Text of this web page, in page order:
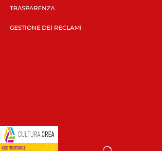
TRASPARENZA
GESTIONE DEI RECLAMI